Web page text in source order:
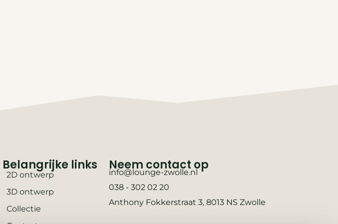
Belangrijke links
2D ontwerp
3D ontwerp
Collectie
Neem contact op
info@lounge-zwolle.nl
038 - 302 02 20
Anthony Fokkerstraat 3, 8013 NS Zwolle